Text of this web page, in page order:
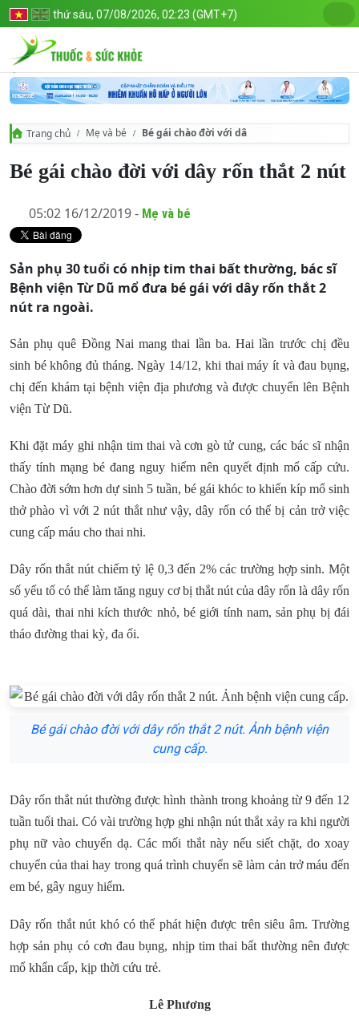
thứ sáu, 07/08/2026, 02:23 (GMT+7)
Trang chủ Mẹ và bé Bé gái chào đời với dây rốn thắt 2 nút
Bé gái chào đời với dây rốn thắt 2 nút
05:02 16/12/2019 - Mẹ và bé
Sản phụ 30 tuổi có nhịp tim thai bất thường, bác sĩ
Bệnh viện Từ Dũ mổ đưa bé gái với dây rốn thắt 2
nút ra ngoài.
Sản phụ quê Đồng Nai mang thai lần ba. Hai lần trước chị đều
sinh bé không đủ tháng. Ngày 14/12, khi thai máy ít và đau bụng,
chị đến khám tại bệnh viện địa phương và được chuyển lên Bệnh
viện Từ Dũ.
Khi đặt máy ghi nhận tim thai và cơn gò tử cung, các bác sĩ nhận
thấy tính mạng bé đang nguy hiểm nên quyết định mổ cấp cứu.
Chào đời sớm hơn dự sinh 5 tuần, bé gái khóc to khiến kíp mổ sinh
thở phào vì với 2 nút thắt như vậy, dây rốn có thể bị cản trở việc
cung cấp máu cho thai nhi.
Dây rốn thắt nút chiếm tỷ lệ 0,3 đến 2% các trường hợp sinh. Một
số yếu tố có thể làm tăng nguy cơ bị thắt nút của dây rốn là dây rốn
quá dài, thai nhi kích thước nhỏ, bé giới tính nam, sản phụ bị đái
tháo đường thai kỳ, đa ối.
Bé gái chào đời với dây rốn thắt 2 nút. Ảnh bệnh viện
cung cấp.
Dây rốn thắt nút thường được hình thành trong khoảng từ 9 đến 12
tuần tuổi thai. Có vài trường hợp ghi nhận nút thắt xảy ra khi người
phụ nữ vào chuyển dạ. Các mối thắt này nếu siết chặt, do xoay
chuyển của thai hay trong quá trình chuyển sẽ làm cản trở máu đến
em bé, gây nguy hiểm.
Dây rốn thắt nút khó có thể phát hiện được trên siêu âm. Trường
hợp sản phụ có cơn đau bụng, nhịp tim thai bất thường nên được
mổ khẩn cấp, kịp thời cứu trẻ.
Lê Phương